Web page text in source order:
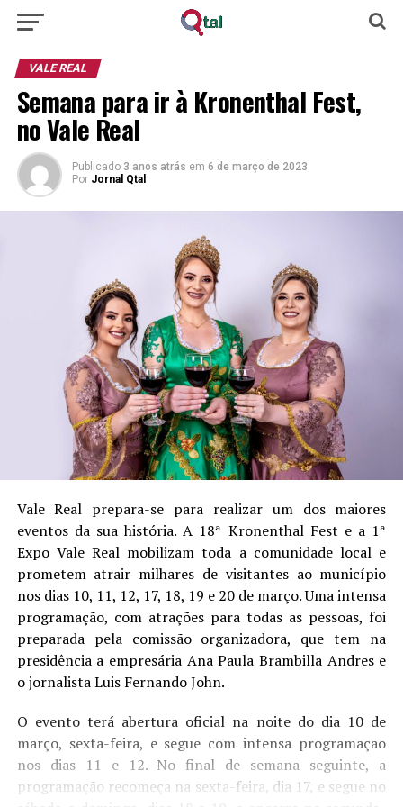
VALE REAL
Semana para ir à Kronenthal Fest,
no Vale Real
Publicado 3 anos atrás em 6 de março de 2023
Por Jornal Qtal
Vale Real prepara-se para realizar um dos maiores
eventos da sua história. A 18ª Kronenthal Fest e a 1ª
Expo Vale Real mobilizam toda a comunidade local e
prometem atrair milhares de visitantes ao município
nos dias 10, 11, 12, 17, 18, 19 e 20 de março. Uma intensa
programação, com atrações para todas as pessoas, foi
preparada pela comissão organizadora, que tem na
presidência a empresária Ana Paula Brambilla Andres e
o jornalista Luis Fernando John.
O evento terá abertura oficial na noite do dia 10 de
março, sexta-feira, e segue com intensa programação
nos dias 11 e 12. No final de semana seguinte, a
programação recomeça na sexta-feira, dia 17, e segue no